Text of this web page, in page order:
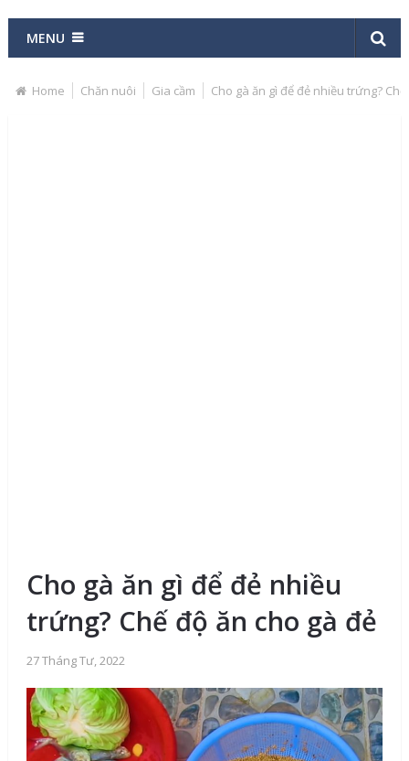
MENU
Home Chăn nuôi Gia cầm Cho gà ăn gì để đẻ nhiều trứng?
Cho gà ăn gì để đẻ nhiều
trứng? Chế độ ăn cho gà đẻ
27 Tháng Tư, 2022